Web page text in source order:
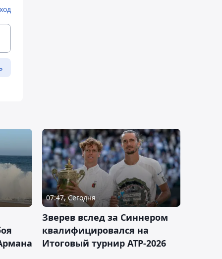
07:47, Сегодня
Зверев вслед за Синнером
квалифицировался на
Итоговый турнир ATP-2026